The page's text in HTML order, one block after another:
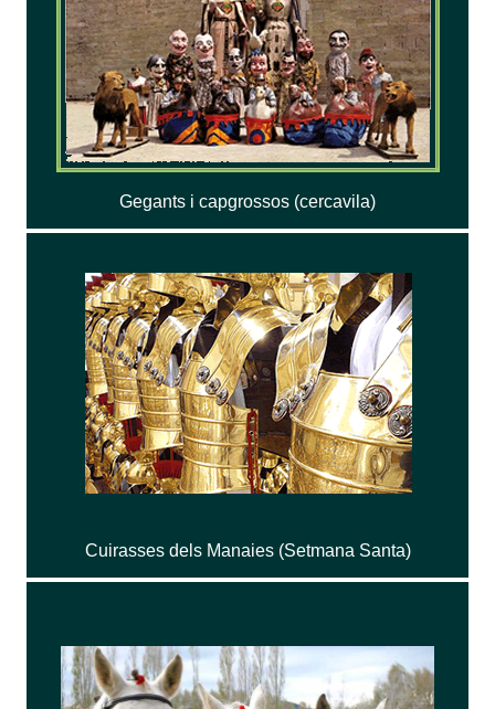
Gegants i capgrossos (cercavila)
Cuirasses dels Manaies (Setmana Santa)